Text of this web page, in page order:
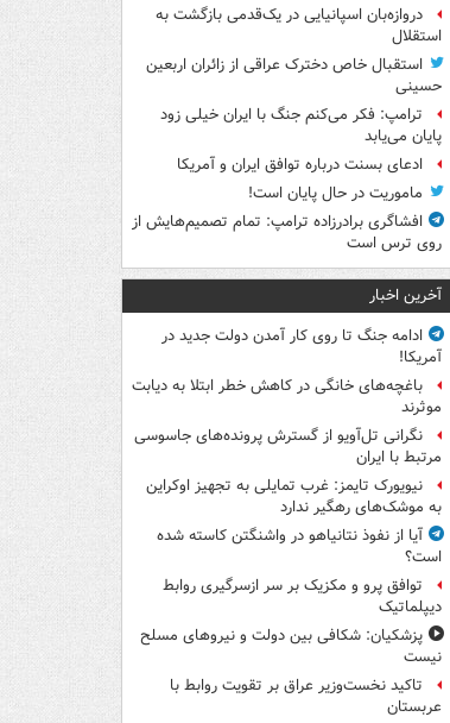
دروازه‌بان اسپانیایی در یک‌قدمی بازگشت به
استقلال
استقبال خاص دخترک عراقی از زائران اربعین
حسینی
ترامپ: فکر می‌کنم جنگ با ایران خیلی زود
پایان می‌یابد
ادعای بسنت درباره توافق ایران و آمریکا
ماموریت در حال پایان است!
افشاگری برادرزاده ترامپ: تمام تصمیم‌هایش از
روی ترس است
آخرین اخبار
ادامه جنگ تا روی کار آمدن دولت جدید در
آمریکا!
باغچه‌های خانگی در کاهش خطر ابتلا به دیابت
موثرند
نگرانی تل‌آویو از گسترش پرونده‌های جاسوسی
مرتبط با ایران
نیویورک تایمز: غرب تمایلی به تجهیز اوکراین
به موشک‌های رهگیر ندارد
آیا از نفوذ نتانیاهو در واشنگتن کاسته شده
است؟
توافق پرو و مکزیک بر سر ازسرگیری روابط
دیپلماتیک
پزشکیان: شکافی بین دولت و نیروهای مسلح
نیست
تاکید نخست‌وزیر عراق بر تقویت روابط با
عربستان